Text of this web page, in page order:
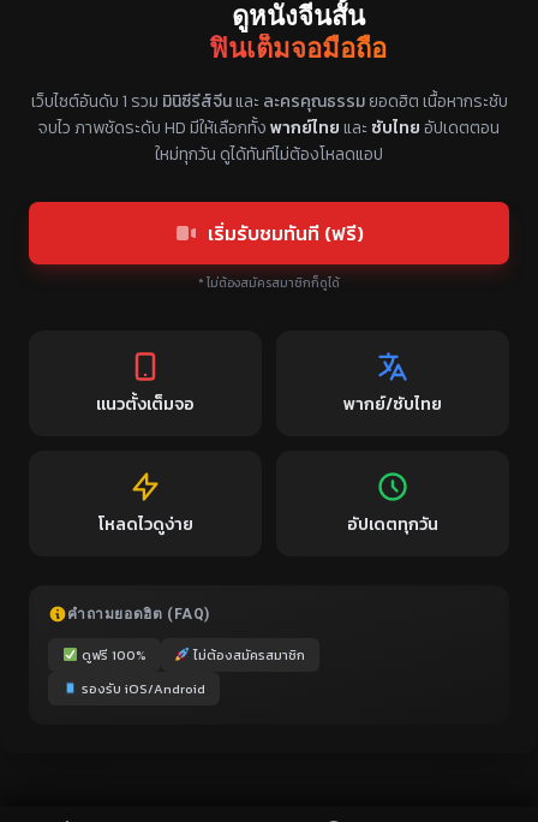
ดูหนังจีนสั้น
ฟินเต็มจอมือถือ
แหล่งรวมซีรี่ย์จีนแนวตั้ง พากย์ไทย ซับไทย
เว็บไซต์อันดับ 1 รวม มินิซีรีส์จีนและ ละครคุณธรรมยอดฮิต เนื้อหากระชับ
จบไว ภาพชัดระดับ HD มีให้เลือกทั้งพากย์ไทยและ ซับไทยอัปเดตตอน
ใหม่ทุกวัน ดูได้ทันทีไม่ต้องโหลดแอป
เริ่มรับชมทันที (ฟรี)
* ไม่ต้องสมัครสมาชิกก็ดูได้
แนวตั้งเต็มจอ พากย์/ซับไทย
โหลดไวดูง่าย อัปเดตทุกวัน
คำถามยอดฮิต (FAQ)
ดูฟรี 100%
ไม่ต้องสมัครสมาชิก
รองรับ iOS/Android